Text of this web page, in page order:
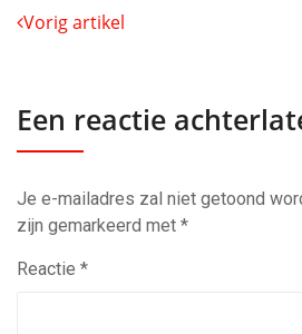
Vorig artikel
Een reactie
Je e-mailadres zal niet getoond
zijn gemarkeerd met *
Reactie *